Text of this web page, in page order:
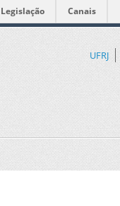
Legislação Canais
UFRJ